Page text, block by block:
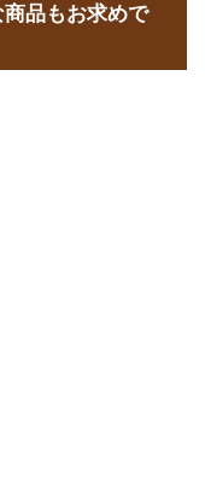
品もお求めで